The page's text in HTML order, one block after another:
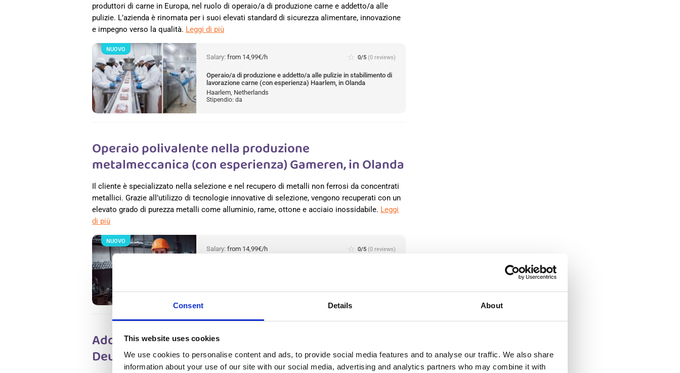
Consent Details About
This website uses cookies
We use cookies to personalise content and ads, to provide social media features and to analyse our traffic. We also share
information about your use of our site with our social media, advertising and analytics partners who may combine it with
produttori di carne in Europa, nel ruolo di operaio/a di produzione carne e addetto/a alle
pulizie. L’azienda è rinomata per i suoi elevati standard di sicurezza alimentare, innovazione
e impegno verso la qualità. Leggi di più
Salary: from 14,99€/h star_border 0/5 (0 reviews)
Operaio/a di produzione e addetto/a alle pulizie in stabilimento di
lavorazione carne (con esperienza) Haarlem, in Olanda
Haarlem, Netherlands
Stipendio: da
NUOVO
Operaio polivalente nella produzione
metalmeccanica (con esperienza) Gameren, in Olanda
Il cliente è specializzato nella selezione e nel recupero di metalli non ferrosi da concentrati
metallici. Grazie all’utilizzo di tecnologie innovative di selezione, vengono recuperati con un
elevato grado di purezza metalli come alluminio, rame, ottone e acciaio inossidabile. Leggi
di più
Salary: from 14,99€/h star_border 0/5 (0 reviews)
Stipendio: da
NUOVO
Addetto Magazziniere Tuttofare Helmond,
Deurne,Eindhoven, in Olanda